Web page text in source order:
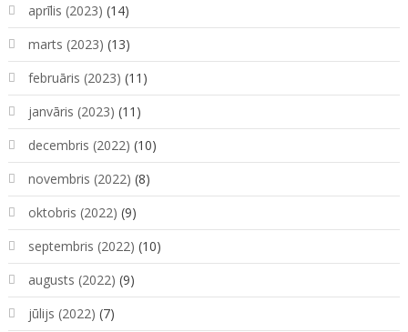
aprīlis (2023) (14)
marts (2023) (13)
februāris (2023) (11)
janvāris (2023) (11)
decembris (2022) (10)
novembris (2022) (8)
oktobris (2022) (9)
septembris (2022) (10)
augusts (2022) (9)
jūlijs (2022) (7)